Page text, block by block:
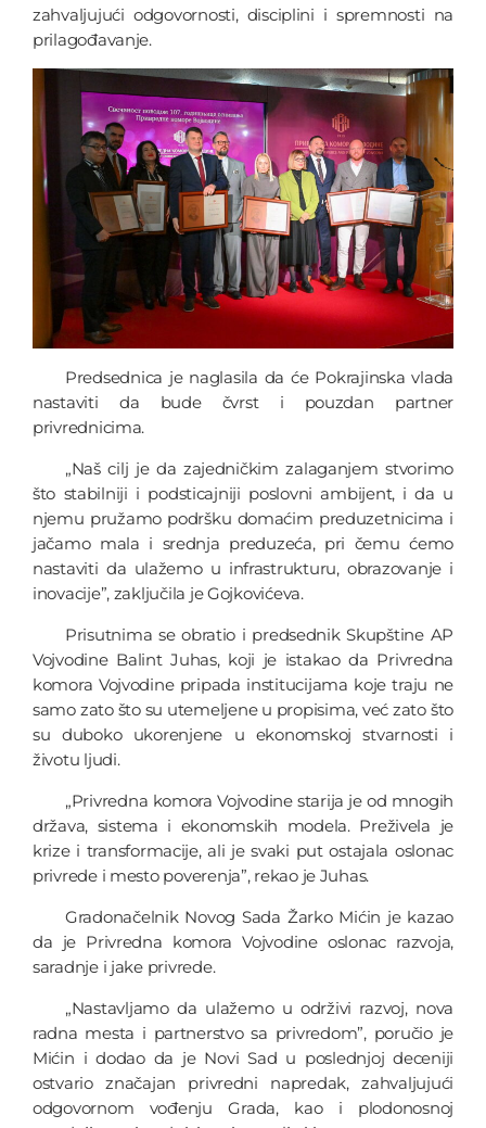
zahvaljujući odgovornosti, disciplini i spremnosti na
prilagođavanje.
Predsednica je naglasila da će Pokrajinska vlada
nastaviti da bude čvrst i pouzdan partner
privrednicima.
„Naš cilj je da zajedničkim zalaganjem stvorimo
što stabilniji i podsticajniji poslovni ambijent, i da u
njemu pružamo podršku domaćim preduzetnicima i
jačamo mala i srednja preduzeća, pri čemu ćemo
nastaviti da ulažemo u infrastrukturu, obrazovanje i
inovacije”, zaključila je Gojkovićeva.
Prisutnima se obratio i predsednik Skupštine AP
Vojvodine Balint Juhas, koji je istakao da Privredna
komora Vojvodine pripada institucijama koje traju ne
samo zato što su utemeljene u propisima, već zato što
su duboko ukorenjene u ekonomskoj stvarnosti i
životu ljudi.
„Privredna komora Vojvodine starija je od mnogih
država, sistema i ekonomskih modela. Preživela je
krize i transformacije, ali je svaki put ostajala oslonac
privrede i mesto poverenja”, rekao je Juhas.
Gradonačelnik Novog Sada Žarko Mićin je kazao
da je Privredna komora Vojvodine oslonac razvoja,
saradnje i jake privrede.
„Nastavljamo da ulažemo u održivi razvoj, nova
radna mesta i partnerstvo sa privredom”, poručio je
Mićin i dodao da je Novi Sad u poslednjoj deceniji
ostvario značajan privredni napredak, zahvaljujući
odgovornom vođenju Grada, kao i plodonosnoj